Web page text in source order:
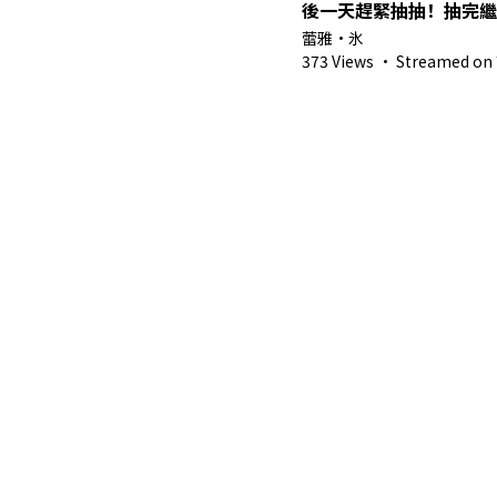
後一天趕緊抽抽！抽完
馬來西亞Vtuber】
蕾雅・氷
373 Views · Streamed on